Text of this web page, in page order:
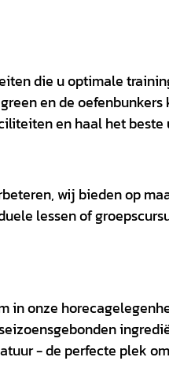
die u optimale
en de
en haal het beste
wij bieden op
lessen of
in onze
- de perfecte plek